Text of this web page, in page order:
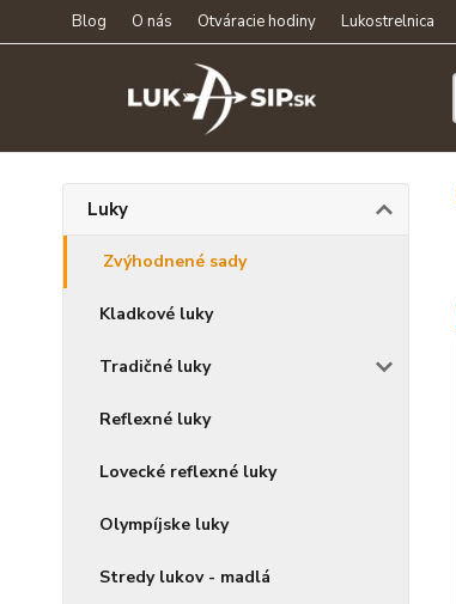
Blog O nás Otváracie hodiny Lukostrelnica
Luky
Zvýhodnené sady
Kladkové luky
Tradičné luky
Reflexné luky
Lovecké reflexné luky
Olympíjske luky
Stredy lukov - madlá